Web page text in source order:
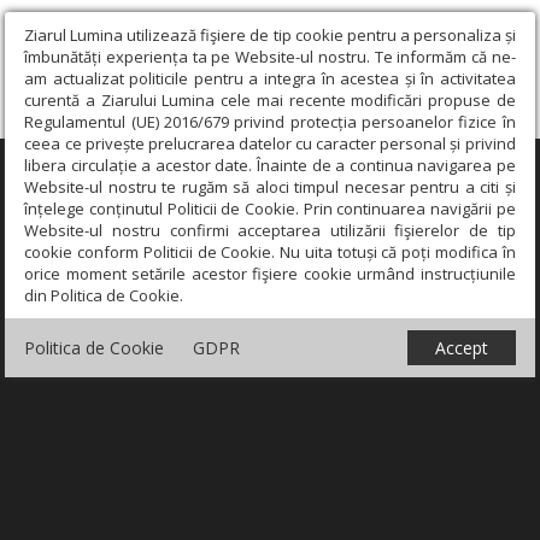
Ziarul Lumina utilizează fişiere de tip cookie pentru a personaliza și
îmbunătăți experiența ta pe Website-ul nostru. Te informăm că ne-
am actualizat politicile pentru a integra în acestea și în activitatea
curentă a Ziarului Lumina cele mai recente modificări propuse de
Regulamentul (UE) 2016/679 privind protecția persoanelor fizice în
ceea ce privește prelucrarea datelor cu caracter personal și privind
libera circulație a acestor date. Înainte de a continua navigarea pe
Website-ul nostru te rugăm să aloci timpul necesar pentru a citi și
înțelege conținutul Politicii de Cookie. Prin continuarea navigării pe
Website-ul nostru confirmi acceptarea utilizării fişierelor de tip
cookie conform Politicii de Cookie. Nu uita totuși că poți modifica în
orice moment setările acestor fişiere cookie urmând instrucțiunile
din Politica de Cookie.
Politica de Cookie GDPR Accept
×